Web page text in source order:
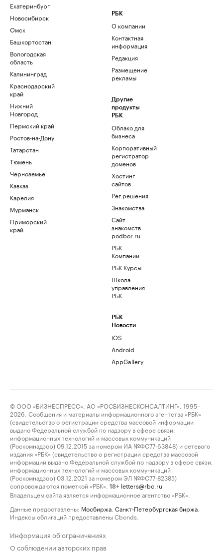
Екатеринбург
Новосибирск
Омск
Башкортостан
Вологодская
область
Калининград
Краснодарский
край
Нижний
Новгород
Пермский край
Ростов-на-Дону
Татарстан
Тюмень
Черноземье
Кавказ
Карелия
Мурманск
Приморский
край
РБК
О компании
Контактная
информация
Редакция
Размещение
рекламы
Другие
продукты
РБК
Облако для
бизнеса
Корпоративный
регистратор
доменов
Хостинг
сайтов
Рег.решения
Знакомства
Сайт
знакомств
podbor.ru
РБК
Компании
РБК Курсы
Школа
управления
РБК
РБК
Новости
iOS
Android
AppGallery
© ООО «БИЗНЕСПРЕСС», АО «РОСБИЗНЕСКОНСАЛТИНГ», 1995–
2026. Сообщения и материалы информационного агентства «РБК»
(свидетельство о регистрации средства массовой информации
выдано Федеральной службой по надзору в сфере связи,
информационных технологий и массовых коммуникаций
(Роскомнадзор) 09.12.2015 за номером ИА №ФС77-63848) и сетевого
издания «РБК» (свидетельство о регистрации средства массовой
информации выдано Федеральной службой по надзору в сфере связи,
информационных технологий и массовых коммуникаций
(Роскомнадзор) 03.12.2021 за номером ЭЛ №ФС77-82385)
сопровождаются пометкой «РБК».
18+ letters@rbc.ru
Владельцем сайта является информационное агентство «РБК».
Данные предоставлены: Мосбиржа Санкт-Петербургская биржа
Индексы облигаций предоставлены Cbonds.
Информация об ограничениях
О соблюдении авторских прав